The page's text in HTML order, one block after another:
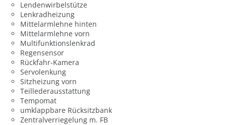
Lendenwirbelstütze
Lenkradheizung
Mittelarmlehne hinten
Mittelarmlehne vorn
Multifunktionslenkrad
Regensensor
Rückfahr-Kamera
Servolenkung
Sitzheizung vorn
Teillederausstattung
Tempomat
umklappbare Rücksitzbank
Zentralverriegelung m. FB